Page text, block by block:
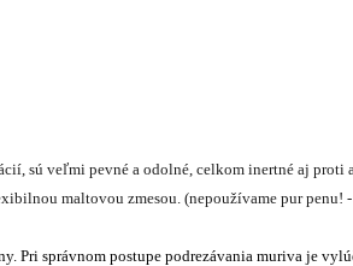
sú veľmi pevné a odolné, celkom inertné aj proti
maltovou zmesou. (nepoužívame pur
správnom postupe podrezávania muriva je